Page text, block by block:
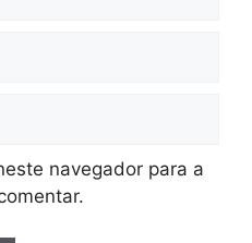
navegador para a